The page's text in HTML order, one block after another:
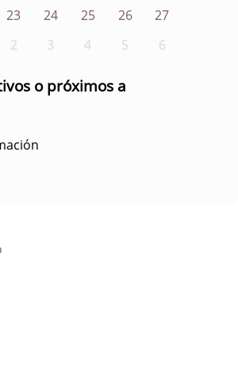
23 24 25 26
27
2 3 4 5 6
o próximos a